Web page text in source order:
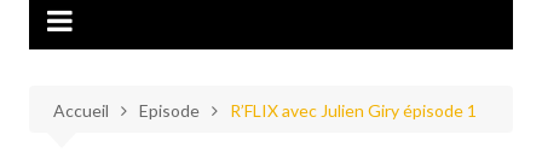
Accueil Episode R’FLIX avec Julien Giry épisode 1